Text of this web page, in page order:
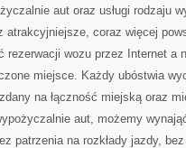
aut oraz usługi rodzaju
atrakcyjniejsze, coraz więcej
rezerwacji wozu przez Internet a
miejsce. Każdy ubóstwia
na łączność miejską oraz
aut, możemy
patrzenia na rozkłady jazdy,